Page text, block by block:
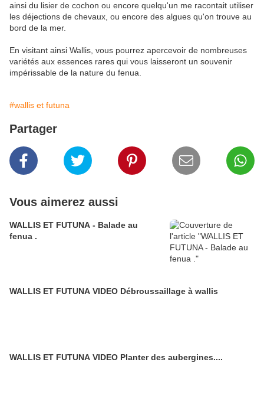
ainsi du lisier de cochon ou encore quelqu'un me racontait utiliser
les déjections de chevaux, ou encore des algues qu'on trouve au
bord de la mer.
En visitant ainsi Wallis, vous pourrez apercevoir de nombreuses
variétés aux essences rares qui vous laisseront un souvenir
impérissable de la nature du fenua.
#wallis et futuna
Partager
Vous aimerez aussi
WALLIS ET FUTUNA - Balade au
fenua .
WALLIS ET FUTUNA VIDEO Débroussaillage à wallis
WALLIS ET FUTUNA VIDEO Planter des aubergines....